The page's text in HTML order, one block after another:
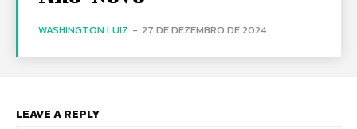
WASHINGTON LUIZ - 27 DE DEZEMBRO DE 2024
LEAVE A REPLY